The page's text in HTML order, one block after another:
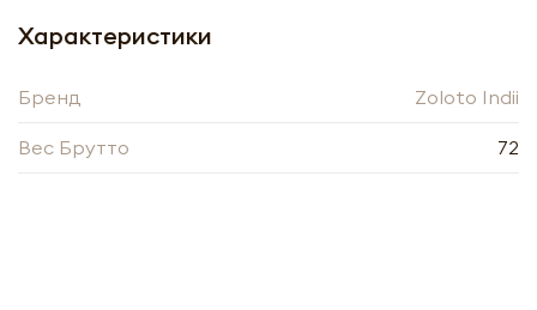
Характеристики
Бренд Zoloto Indii
Вес Брутто 72
Получить оптовый